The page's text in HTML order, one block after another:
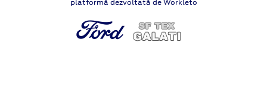
platformă dezvoltată de Workleto